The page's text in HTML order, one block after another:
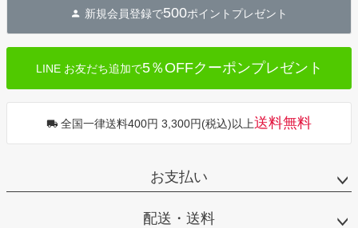
新規会員登録で500ポイントプレゼント
LINE お友だち追加で5％OFFクーポンプレゼント
全国一律送料400円 3,300円(税込)以上送料無料
お支払い
配送・送料